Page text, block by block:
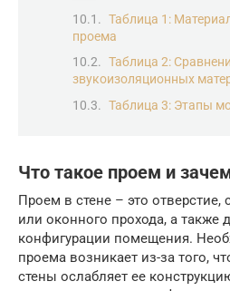
Таблица 1:
проема
Таблица 2:
звукоизоляционных
Таблица 3: Этапы
Что такое проем и
Проем в стене – это отверстие,
или оконного прохода, а также
конфигурации помещения.
проема возникает из-за того,
стены ослабляет ее